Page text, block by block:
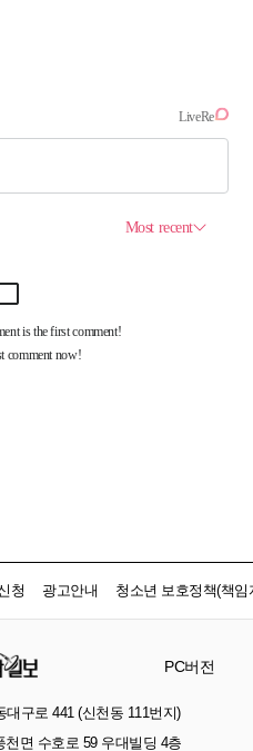
청 광고안내 청소년 보호정책(책임
PC버전
구로 441 (신천동 111번지)
면 수호로 59 우대빌딩 4층